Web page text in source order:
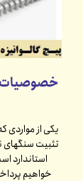
خصوصیات
یکی از
تثبیت سنگهای
استاندارد
خواهیم